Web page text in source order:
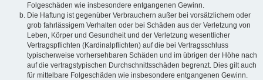
Folgeschäden wie insbesondere entgangenen Gewinn.
Die Haftung ist gegenüber Verbrauchern außer bei vorsätzlichem oder
grob fahrlässigem Verhalten oder bei Schäden aus der Verletzung von
Leben, Körper und Gesundheit und der Verletzung wesentlicher
Vertragspflichten (Kardinalpflichten) auf die bei Vertragsschluss
typischerweise vorhersehbaren Schäden und im übrigen der Höhe nach
auf die vertragstypischen Durchschnittsschäden begrenzt. Dies gilt auch
für mittelbare Folgeschäden wie insbesondere entgangenen Gewinn.